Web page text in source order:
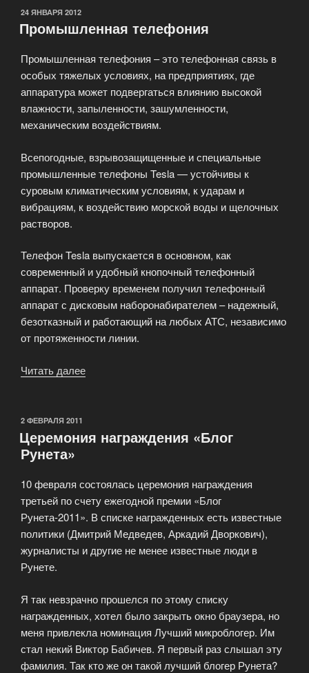
ОПУБЛИКОВАНО
24 ЯНВАРЯ 2012
Промышленная телефония
Промышленная телефония – это телефонная связь в
особых тяжелых условиях, на предприятиях, где
аппаратура может подвергаться влиянию высокой
влажности, запыленности, зашумленности,
механическим воздействиям.
Всепогодные, взрывозащищенные и специальные
промышленные телефоны Tesla — устойчивы к
суровым климатическим условиям, к ударам и
вибрациям, к воздействию морской воды и щелочных
растворов.
Телефон Tesla выпускается в основном, как
современный и удобный кнопочный телефонный
аппарат. Проверку временем получил телефонный
аппарат с дисковым наборонабирателем – надежный,
безотказный и работающий на любых АТС, независимо
от протяженности линии.
Читать далее
ОПУБЛИКОВАНО
2 ФЕВРАЛЯ 2011
Церемония награждения «Блог
Рунета»
10 февраля состоялась церемония награждения
третьей по счету ежегодной премии «Блог
Рунета-2011». В списке награжденных есть известные
политики (Дмитрий Медведев, Аркадий Дворкович),
журналисты и другие не менее известные люди в
Рунете.
Я так невзрачно прошелся по этому списку
награжденных, хотел было закрыть окно браузера, но
меня привлекла номинация Лучший микроблогер. Им
стал некий Виктор Бабичев. Я первый раз слышал эту
фамилия. Так кто же он такой лучший блогер Рунета?